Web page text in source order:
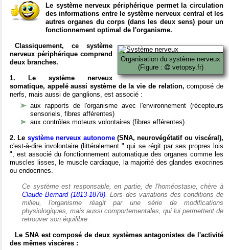
Le système nerveux périphérique permet la circulation
des informations entre le système nerveux central et les
autres organes du corps (dans les deux sens) pour un
fonctionnement optimal de l'organisme.
Organisation du système nerveux
(Figure :
vetopsy.fr)
Classiquement, ce système
nerveux périphérique comprend
deux branches.
1. Le système nerveux
somatique, appelé aussi système de la vie de relation, composé de
nerfs, mais aussi de ganglions, est associé :
aux rapports de l'organisme avec l'environnement (récepteurs
sensoriels, fibres afférentes)
aux contrôles moteurs volontaires (fibres efférentes).
2. Le système nerveux autonome(SNA, neurovégétatif ou viscéral),
c'est-à-dire involontaire (littéralement " qui se régit par ses propres lois
", est associé du fonctionnement automatique des organes comme les
muscles lisses, le muscle cardiaque, la majorité des glandes exocrines
ou endocrines.
Ce système est responsable, en partie, de l'homéostasie, chère à
Claude Bernard (1813-1878). Lors des variations des conditions de
milieu, l'organisme réagit par une série de modifications
physiologiques, mais aussi comportementales, qui lui permettent de
retrouver son équilibre.
Le SNA est composé de deux systèmes antagonistes de l'activité
des mêmes viscères :